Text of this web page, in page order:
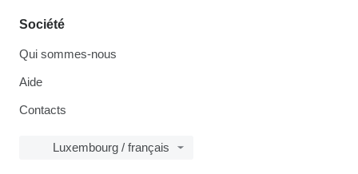
Société
Qui sommes-nous
Aide
Contacts
Luxembourg / français